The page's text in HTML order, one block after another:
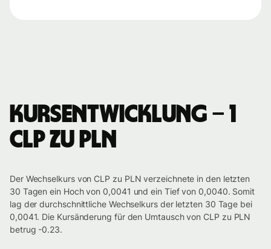
Kursentwicklung – 1
CLP zu PLN
Der Wechselkurs von CLP zu PLN verzeichnete in den letzten
30 Tagen ein Hoch von 0,0041 und ein Tief von 0,0040. Somit
lag der durchschnittliche Wechselkurs der letzten 30 Tage bei
0,0041. Die Kursänderung für den Umtausch von CLP zu PLN
betrug -0.23.